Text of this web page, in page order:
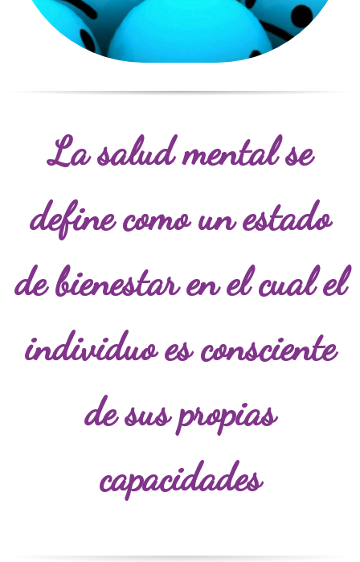
La salud mental se
define como un estado
de bienestar en el cual el
individuo es consciente
de sus propias
capacidades